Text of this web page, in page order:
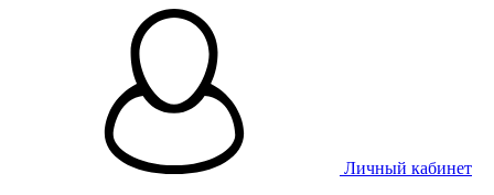
Личный кабинет